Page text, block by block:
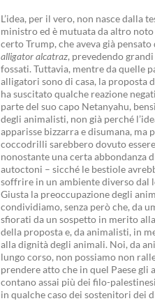
L’idea, per il vero, non nasce dalla
ministro ed è mutuata da altro noto
certo Trump, che aveva già
alligator alcatraz, prevedendo
fossati. Tuttavia, mentre da quelle
alligatori sono di casa, la proposta
ha suscitato qualche reazione
parte del suo capo Netanyahu,
degli animalisti, non già perché
apparisse bizzarra e disumana, ma
coccodrilli sarebbero dovuto
nonostante una certa abbondanza
autoctoni – sicché le bestiole
soffrire in un ambiente diverso dal
Giusta la preoccupazione degli
condividiamo, senza però che, da
sfiorati da un sospetto in merito
della proposta e, da animalisti, in
alla dignità degli animali. Noi, da
lungo corso, non possiamo non
prendere atto che in quel Paese gli
contano assai più dei filo-
in qualche caso dei sostenitori dei